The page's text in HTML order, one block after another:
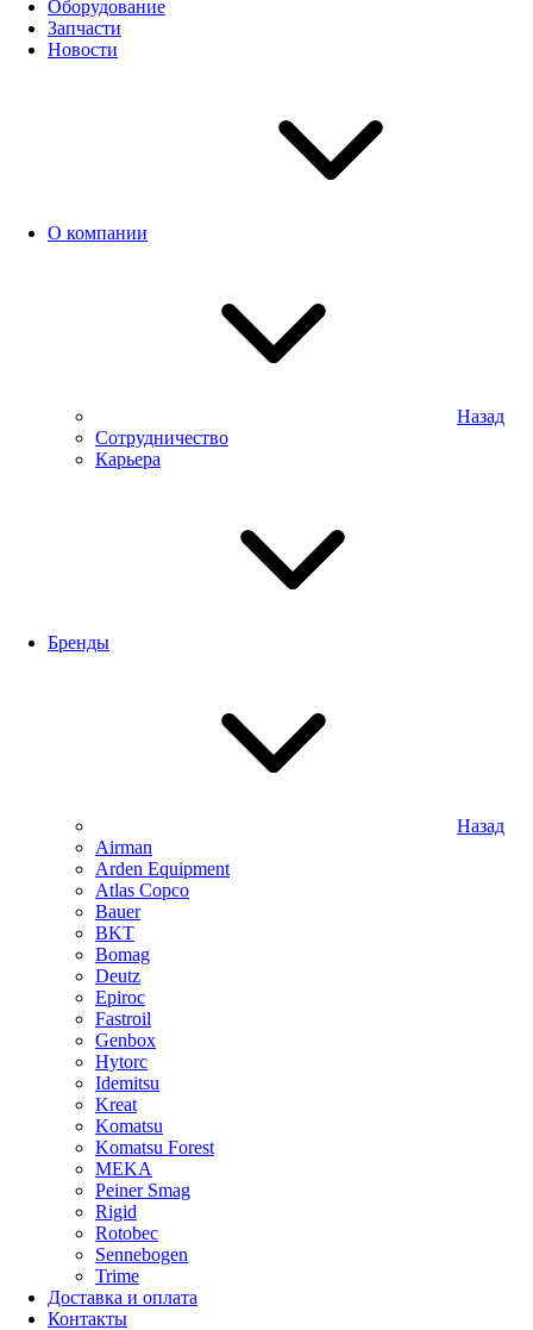
Оборудование
Запчасти
Новости
О компании
Назад
Сотрудничество
Карьера
Бренды
Назад
Airman
Arden Equipment
Atlas Сopco
Bauer
BKT
Bomag
Deutz
Epiroc
Fastroil
Genbox
Hytorc
Idemitsu
Kreat
Komatsu
Komatsu Forest
MEKA
Peiner Smag
Rigid
Rotobec
Sennebogen
Trime
Доставка и оплата
Контакты